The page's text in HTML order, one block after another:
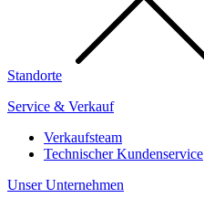
Standorte
Service & Verkauf
Verkaufsteam
Technischer Kundenservice
Unser Unternehmen